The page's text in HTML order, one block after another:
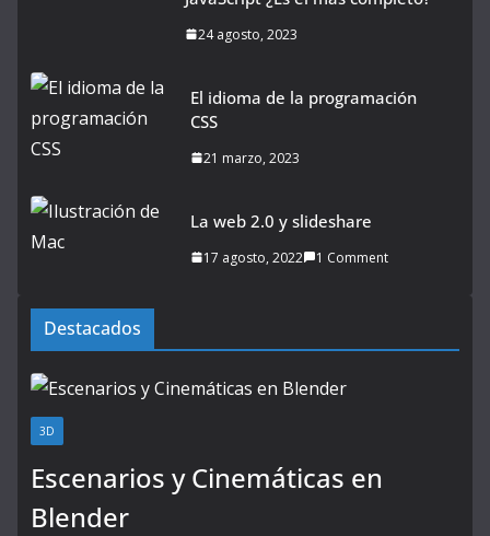
24 agosto, 2023
El idioma de la programación
CSS
21 marzo, 2023
La web 2.0 y slideshare
17 agosto, 2022 1 Comment
Destacados
3D
Escenarios y Cinemáticas en
Blender